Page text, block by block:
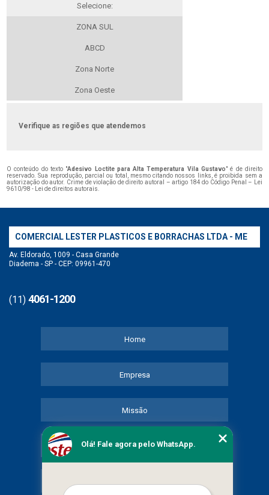
Selecione:
ZONA SUL
ABCD
Zona Norte
Zona Oeste
Verifique as regiões que atendemos
O conteúdo do texto "Adesivo Loctite para Alta Temperatura Vila Gustavo" é de direito
reservado. Sua reprodução, parcial ou total, mesmo citando nossos links, é proibida sem a
autorização do autor. Crime de violação de direito autoral – artigo 184 do Código Penal – Lei
9610/98 - Lei de direitos autorais.
COMERCIAL LESTER PLASTICOS E BORRACHAS LTDA - ME
Av. Eldorado, 1009 - Casa Grande
Diadema - SP - CEP: 09961-470
(11) 4061-1200
Home
Empresa
Missão
Serviços
Olá! Fale agora pelo WhatsApp.